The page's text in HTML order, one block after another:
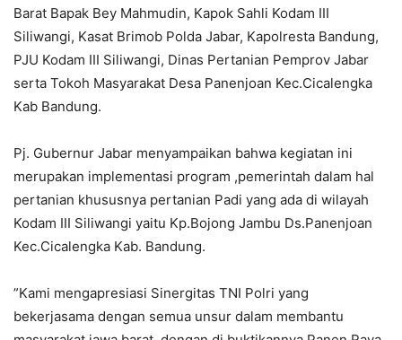
Barat Bapak Bey Mahmudin, Kapok Sahli Kodam III
Siliwangi, Kasat Brimob Polda Jabar, Kapolresta Bandung,
PJU Kodam III Siliwangi, Dinas Pertanian Pemprov Jabar
serta Tokoh Masyarakat Desa Panenjoan Kec.Cicalengka
Kab Bandung.
Pj. Gubernur Jabar menyampaikan bahwa kegiatan ini
merupakan implementasi program ,pemerintah dalam hal
pertanian khususnya pertanian Padi yang ada di wilayah
Kodam III Siliwangi yaitu Kp.Bojong Jambu Ds.Panenjoan
Kec.Cicalengka Kab. Bandung.
”Kami mengapresiasi Sinergitas TNI Polri yang
bekerjasama dengan semua unsur dalam membantu